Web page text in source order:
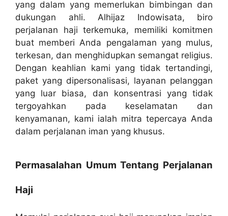
yang dalam yang memerlukan bimbingan dan
dukungan ahli. Alhijaz Indowisata, biro
perjalanan haji terkemuka, memiliki komitmen
buat memberi Anda pengalaman yang mulus,
terkesan, dan menghidupkan semangat religius.
Dengan keahlian kami yang tidak tertandingi,
paket yang dipersonalisasi, layanan pelanggan
yang luar biasa, dan konsentrasi yang tidak
tergoyahkan pada keselamatan dan
kenyamanan, kami ialah mitra tepercaya Anda
dalam perjalanan iman yang khusus.
Permasalahan Umum Tentang Perjalanan
Haji